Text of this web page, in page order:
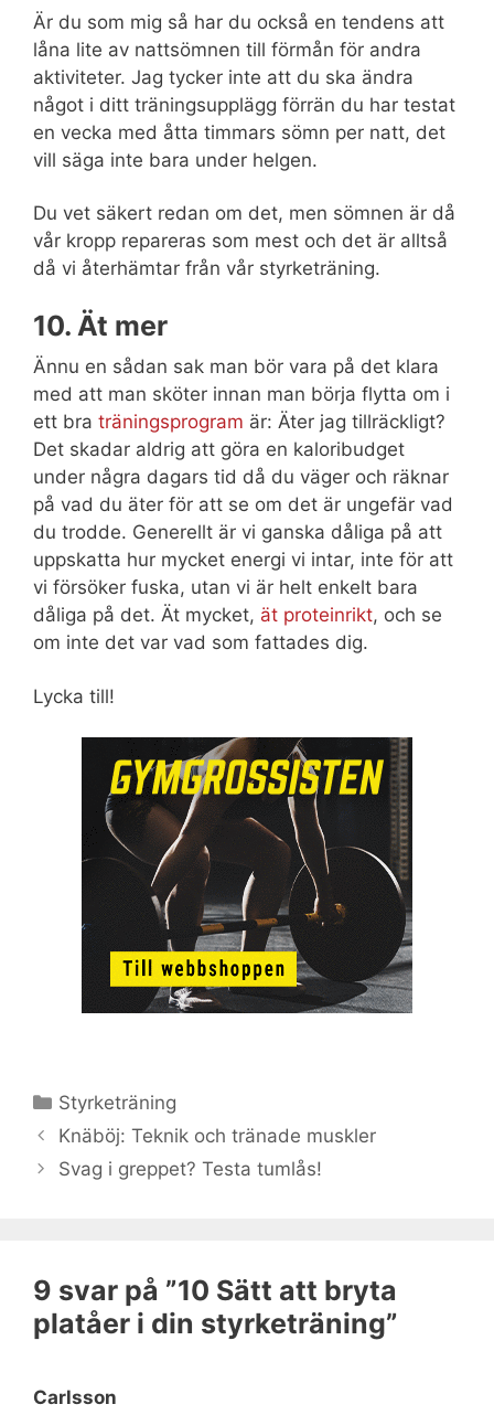
Är du som mig så har du också en tendens att
låna lite av nattsömnen till förmån för andra
aktiviteter. Jag tycker inte att du ska ändra
något i ditt träningsupplägg förrän du har testat
en vecka med åtta timmars sömn per natt, det
vill säga inte bara under helgen.
Du vet säkert redan om det, men sömnen är då
vår kropp repareras som mest och det är alltså
då vi återhämtar från vår styrketräning.
10. Ät mer
Ännu en sådan sak man bör vara på det klara
med att man sköter innan man börja flytta om i
ett bra träningsprogram är: Äter jag tillräckligt?
Det skadar aldrig att göra en kaloribudget
under några dagars tid då du väger och räknar
på vad du äter för att se om det är ungefär vad
du trodde. Generellt är vi ganska dåliga på att
uppskatta hur mycket energi vi intar, inte för att
vi försöker fuska, utan vi är helt enkelt bara
dåliga på det. Ät mycket, ät proteinrikt, och se
om inte det var vad som fattades dig.
Lycka till!
Kategorier
Styrketräning
Knäböj: Teknik och tränade muskler
Svag i greppet? Testa tumlås!
9 svar på ”10 Sätt att bryta
platåer i din styrketräning”
Carlsson